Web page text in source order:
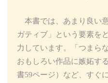
本書では、あまり良い
ガティブ」という要素を
力しています。「つまら
おもしろい作品に嫉妬す
書59ページ）など、すぐ